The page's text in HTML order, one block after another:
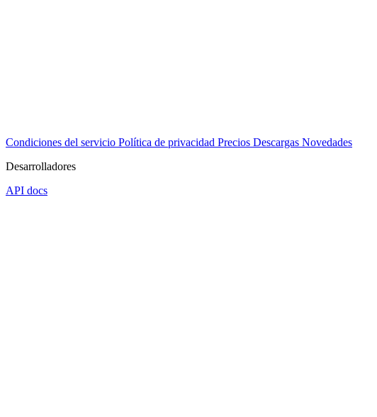
Condiciones del servicio Política de privacidad Precios Descargas Novedades
Desarrolladores
API docs